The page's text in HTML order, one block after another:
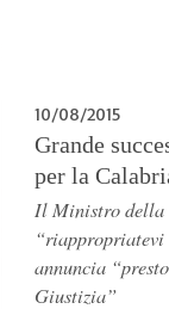
10/08/2015
Grande
per la
Il Ministro
annuncia
Giustizia”